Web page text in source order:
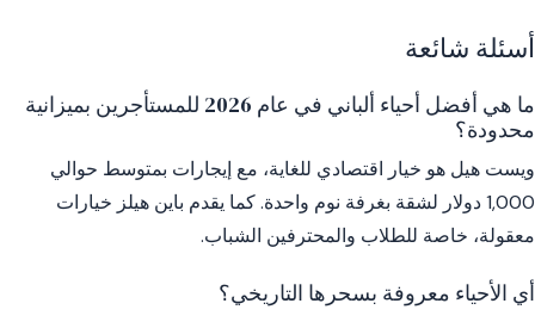
أسئلة شائعة
ما هي أفضل أحياء ألباني في عام 2026 للمستأجرين بميزانية
محدودة؟
ويست هيل هو خيار اقتصادي للغاية، مع إيجارات بمتوسط حوالي
1,000 دولار لشقة بغرفة نوم واحدة. كما يقدم باين هيلز خيارات
معقولة، خاصة للطلاب والمحترفين الشباب.
أي الأحياء معروفة بسحرها التاريخي؟